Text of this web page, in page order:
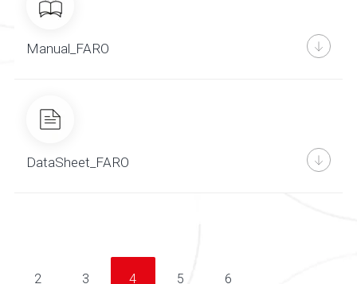
Manual_FARO
DataSheet_FARO
2 3 4 5 6